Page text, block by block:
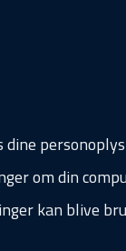
om din
kan blive